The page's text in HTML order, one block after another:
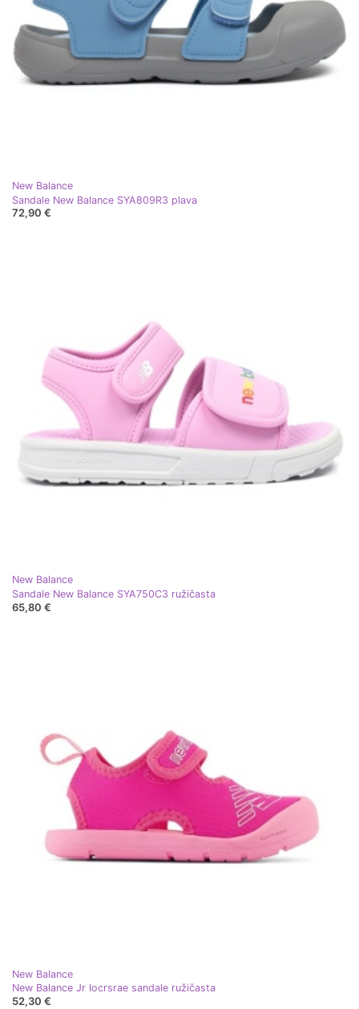
New Balance
Sandale New Balance SYA809R3 plava
72,90 €
New Balance
Sandale New Balance SYA750C3 ružičasta
65,80 €
New Balance
New Balance Jr Iocrsrae sandale ružičasta
52,30 €